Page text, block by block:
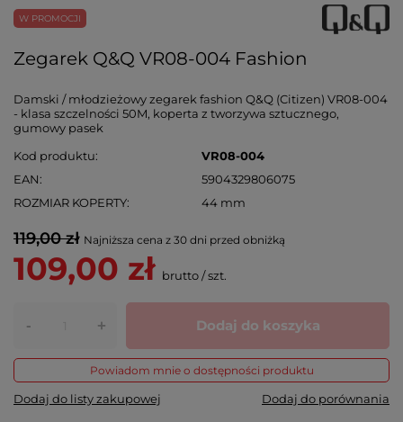
W PROMOCJI
Zegarek Q&Q VR08-004 Fashion
Damski / młodzieżowy zegarek fashion Q&Q (Citizen) VR08-004
- klasa szczelności 50M, koperta z tworzywa sztucznego,
gumowy pasek
Kod produktu
VR08-004
EAN
5904329806075
ROZMIAR KOPERTY
44 mm
119,00 zł Najniższa cena z 30 dni przed obniżką
109,00 zł brutto/szt.
- + Dodaj do koszyka
Powiadom mnie o dostępności produktu
Dodaj do listy zakupowej Dodaj do porównania